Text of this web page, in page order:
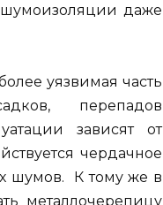
шумоизоляции даже
уязвимая часть
перепадов
зависят от
чердачное
шумов. К тому же в
металлочерепицу